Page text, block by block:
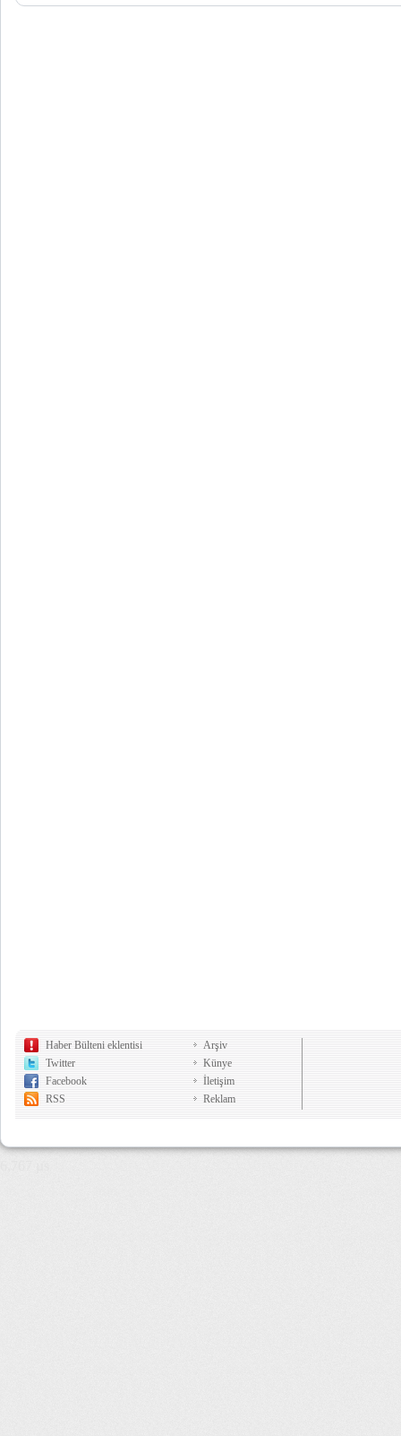
Haber Bülteni eklentisi
Twitter
Facebook
RSS
Arşiv
Künye
İletişim
Reklam